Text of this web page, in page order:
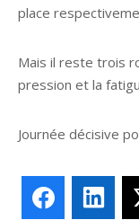
place
Mais il reste trois
pression et la
Journée décisive
Facebook